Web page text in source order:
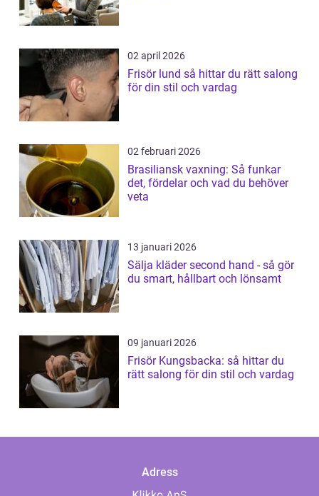
02 april 2026
Frisör lund så hittar du rätt salong
för din stil och vardag
02 februari 2026
Brasiliansk vaxning: Så funkar
det, fördelar och vad du behöver
veta
13 januari 2026
Sälja kläder second hand - så gör
du smart, hållbart och lönsamt
09 januari 2026
Frisör Kungsbacka: så hittar du
rätt salong för din stil och vardag
Adress